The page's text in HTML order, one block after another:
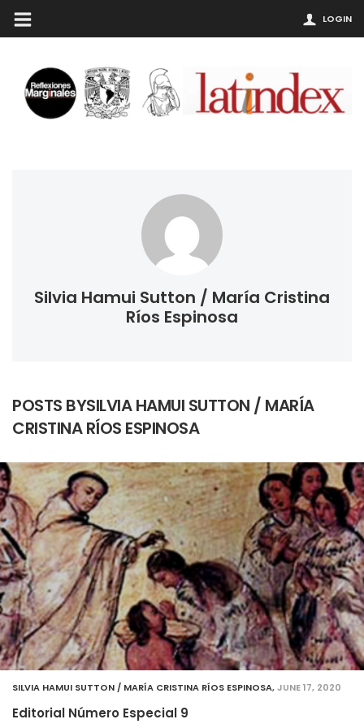
LOGIN
Silvia Hamui Sutton / María Cristina
Ríos Espinosa
POSTS BYSILVIA HAMUI SUTTON / MARÍA
CRISTINA RÍOS ESPINOSA
SILVIA HAMUI SUTTON / MARÍA CRISTINA RÍOS ESPINOSA,JUNE 17, 2020
Editorial Número Especial 9